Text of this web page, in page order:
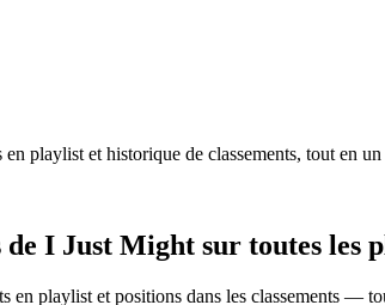
en playlist et historique de classements, tout en
I Just Might sur toutes les
en playlist et positions dans les classements —